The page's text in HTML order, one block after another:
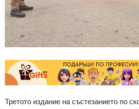
Третото издание на състезанието по